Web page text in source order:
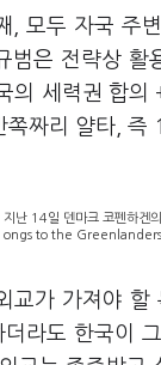
, 모두 자국 주
범은 전략상
의 세력권 합의
쪽짜리 얄타,
지난 14일 덴마크 코펜하겐
ongs to the
교가 가져야
라도 한국이